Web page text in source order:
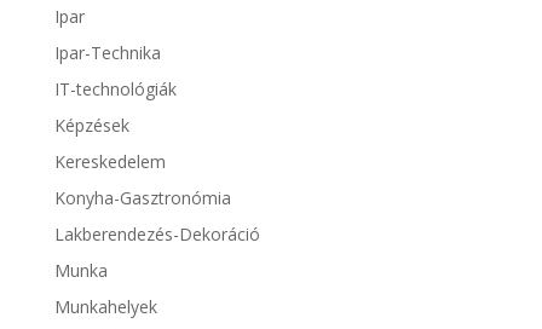
Ipar
Ipar-Technika
IT-technológiák
Képzések
Kereskedelem
Konyha-Gasztronómia
Lakberendezés-Dekoráció
Munka
Munkahelyek